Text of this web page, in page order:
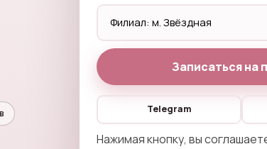
Записаться на
Telegram
Нажимая кнопку, вы